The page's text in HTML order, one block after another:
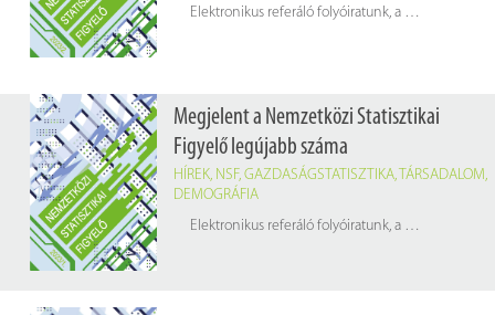
Elektronikus referáló folyóiratunk, a
Nemzetközi
Megjelent a Nemzetközi Statisztikai
Figyelő legújabb száma
HÍREK, NSF, GAZDASÁGSTATISZTIKA,TÁRSADALOM,
DEMOGRÁFIA
Elektronikus referáló folyóiratunk, a
Nemzetközi